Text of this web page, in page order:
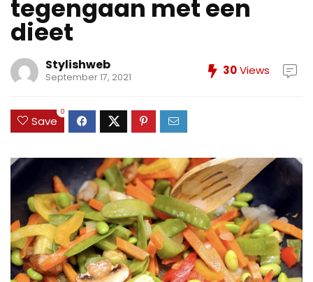
tegengaan met een
dieet
Stylishweb
September 17, 2021 30Views
Save
0